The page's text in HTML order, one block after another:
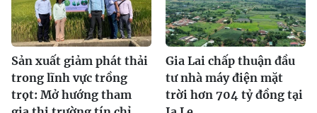
Sản xuất giảm phát thải
trong lĩnh vực trồng
trọt: Mở hướng tham
Gia Lai chấp thuận đầu
tư nhà máy điện mặt
trời hơn 704 tỷ đồng tại